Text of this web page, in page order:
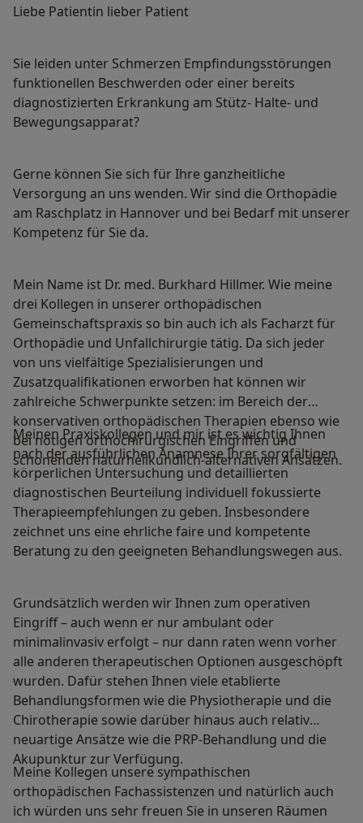
Liebe Patientin lieber Patient
Sie leiden unter Schmerzen Empfindungsstörungen
funktionellen Beschwerden oder einer bereits
diagnostizierten Erkrankung am Stütz- Halte- und
Bewegungsapparat?
Gerne können Sie sich für Ihre ganzheitliche
Versorgung an uns wenden. Wir sind die Orthopädie
am Raschplatz in Hannover und bei Bedarf mit unserer
Kompetenz für Sie da.
Mein Name ist Dr. med. Burkhard Hillmer. Wie meine
drei Kollegen in unserer orthopädischen
Gemeinschaftspraxis so bin auch ich als Facharzt für
Orthopädie und Unfallchirurgie tätig. Da sich jeder
von uns vielfältige Spezialisierungen und
Zusatzqualifikationen erworben hat können wir
zahlreiche Schwerpunkte setzen: im Bereich der
konservativen orthopädischen Therapien ebenso wie
bei nötigen orthochirurgischen Eingriffen und
schonenden naturheilkundlich-alternativen Ansätzen.
Meinen Praxiskollegen und mir ist es wichtig Ihnen
nach der ausführlichen Anamnese Ihrer sorgfältigen
körperlichen Untersuchung und detaillierten
diagnostischen Beurteilung individuell fokussierte
Therapieempfehlungen zu geben. Insbesondere
zeichnet uns eine ehrliche faire und kompetente
Beratung zu den geeigneten Behandlungswegen aus.
Grundsätzlich werden wir Ihnen zum operativen
Eingriff – auch wenn er nur ambulant oder
minimalinvasiv erfolgt – nur dann raten wenn vorher
alle anderen therapeutischen Optionen ausgeschöpft
wurden. Dafür stehen Ihnen viele etablierte
Behandlungsformen wie die Physiotherapie und die
Chirotherapie sowie darüber hinaus auch relativ
neuartige Ansätze wie die PRP-Behandlung und die
Akupunktur zur Verfügung.
Meine Kollegen unsere sympathischen
orthopädischen Fachassistenzen und natürlich auch
ich würden uns sehr freuen Sie in unseren Räumen